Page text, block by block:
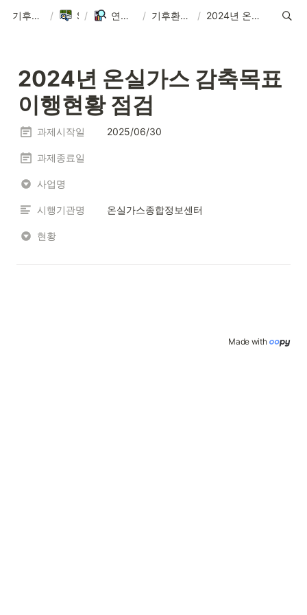
기후환경에너지학과 / Sitemap/ 연구실 ∙ Research Lab / 기후환경통합모형연구실 연구과제 / 2024년 온실가스 감축목표 이행현황 점검
2024년 온실가스 감축목표
이행현황 점검
과제시작일 2025/06/30
과제종료일
사업명
시행기관명 온실가스종합정보센터
현황
Made with